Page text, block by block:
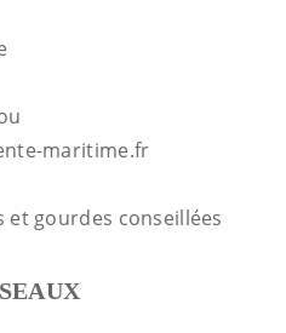
maritime.fr
gourdes conseillées